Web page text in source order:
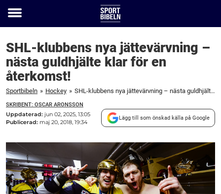
Toggle
SHL-klubbens nya jättevärvning –
nästa guldhjälte klar för en
återkomst!
Sportbibeln » Hockey » SHL-klubbens nya jättevärvning – nästa guldhjälte klar för en återkomst!
SKRIBENT: OSCAR ARONSSON
Uppdaterad: jun 02, 2025, 13:05
Publicerad: maj 20, 2018, 19:34
Lägg till som önskad källa på Google